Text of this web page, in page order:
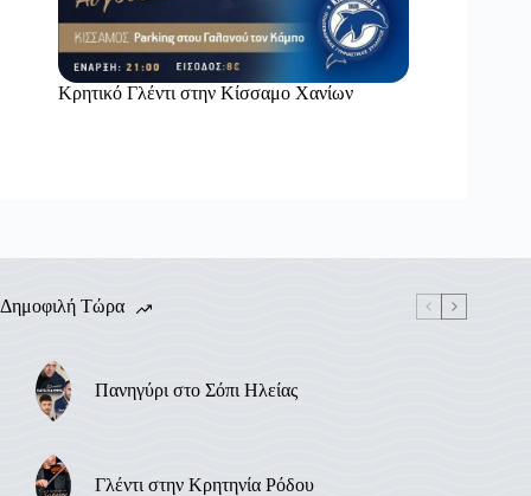
Κρητικό Γλέντι στην Κίσσαμο Χανίων
Δημοφιλή Τώρα
Πανηγύρι στο Σόπι Ηλείας
Γλέντι στην Κρητηνία Ρόδου